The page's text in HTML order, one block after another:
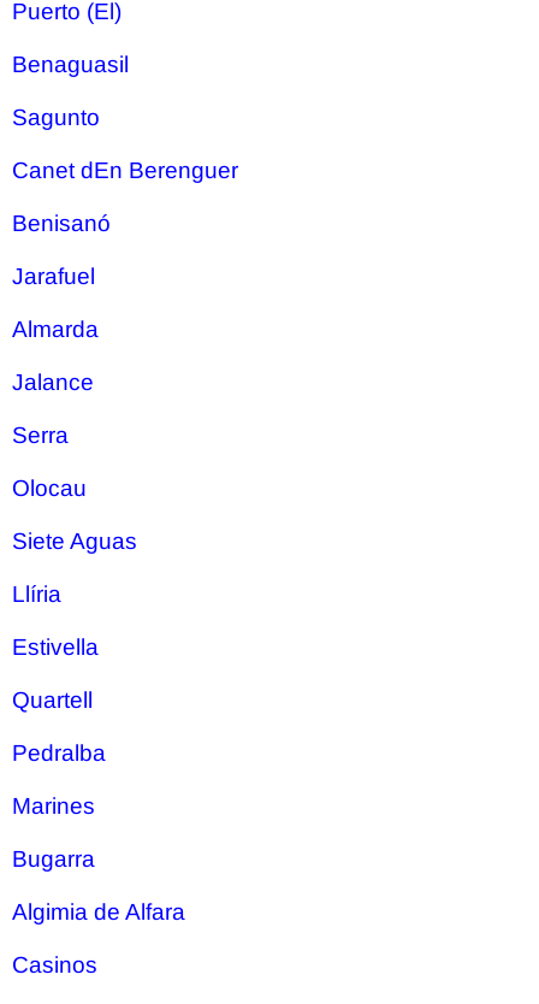
Puerto (El)
Benaguasil
Sagunto
Canet dEn Berenguer
Benisanó
Jarafuel
Almarda
Jalance
Serra
Olocau
Siete Aguas
Llíria
Estivella
Quartell
Pedralba
Marines
Bugarra
Algimia de Alfara
Casinos